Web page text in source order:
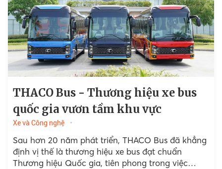
THACO Bus - Thương hiệu xe bus
quốc gia vươn tầm khu vực
Xe và Công nghệ
Sau hơn 20 năm phát triển, THACO Bus đã khẳng
định vị thế là thương hiệu xe bus đạt chuẩn
Thương hiệu Quốc gia, tiên phong trong việc